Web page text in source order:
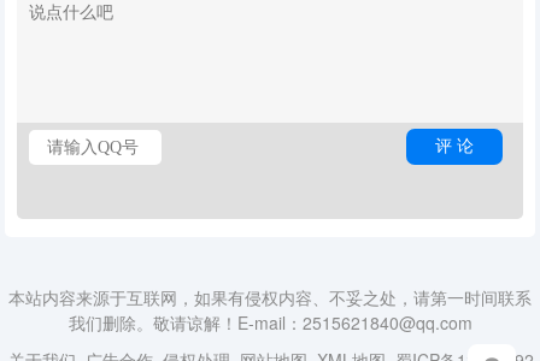
本站内容来源于互联网，如果有侵权内容、不妥之处，请第一时间联系
我们删除。敬请谅解！E-mail：2515621840@qq.com